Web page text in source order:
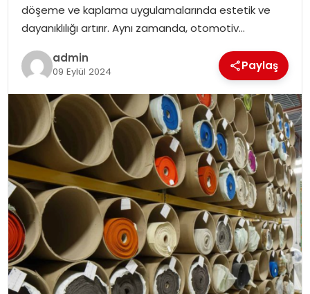
SAĞLIK
SOSYAL HABER
döşeme ve kaplama uygulamalarında estetik ve
dayanıklılığı artırır. Aynı zamanda, otomotiv…
admin
09 Eylül 2024 Paylaş